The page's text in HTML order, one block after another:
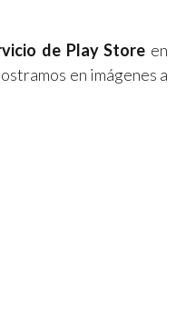
de Play Store en
en imágenes a